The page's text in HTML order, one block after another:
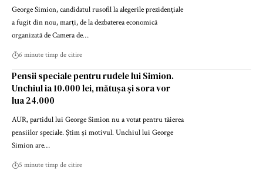
George Simion, candidatul rusofil la alegerile prezidențiale
a fugit din nou, marți, de la dezbaterea economică
organizată de Camera de…
6 minute timp de citire
Pensii speciale pentru rudele lui Simion.
Unchiul ia 10.000 lei, mătușa și sora vor
lua 24.000
AUR, partidul lui George Simion nu a votat pentru tăierea
pensiilor speciale. Știm și motivul. Unchiul lui George
Simion are…
5 minute timp de citire